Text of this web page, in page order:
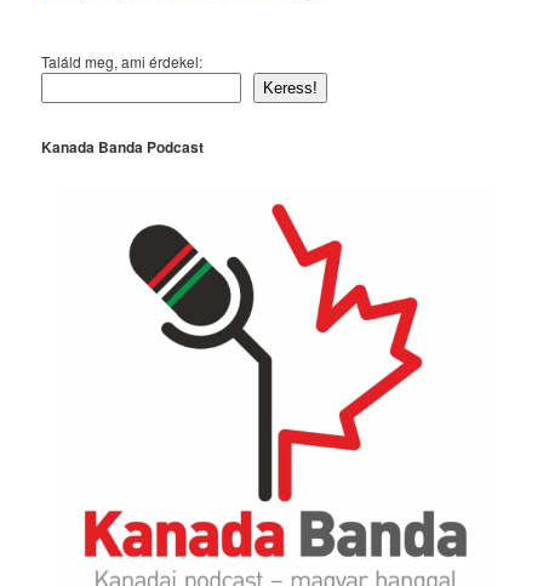
Találd meg, ami érdekel:
Keress!
Kanada Banda Podcast